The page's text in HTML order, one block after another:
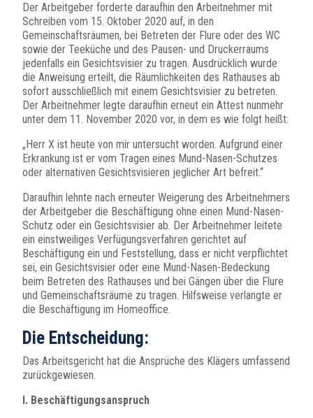
Der Arbeitgeber forderte daraufhin den Arbeitnehmer mit
Schreiben vom 15. Oktober 2020 auf, in den
Gemeinschaftsräumen, bei Betreten der Flure oder des WC
sowie der Teeküche und des Pausen- und Druckerraums
jedenfalls ein Gesichtsvisier zu tragen. Ausdrücklich wurde
die Anweisung erteilt, die Räumlichkeiten des Rathauses ab
sofort ausschließlich mit einem Gesichtsvisier zu betreten.
Der Arbeitnehmer legte daraufhin erneut ein Attest nunmehr
unter dem 11. November 2020 vor, in dem es wie folgt heißt:
„Herr X ist heute von mir untersucht worden. Aufgrund einer
Erkrankung ist er vom Tragen eines Mund-Nasen-Schutzes
oder alternativen Gesichtsvisieren jeglicher Art befreit.“
Daraufhin lehnte nach erneuter Weigerung des Arbeitnehmers
der Arbeitgeber die Beschäftigung ohne einen Mund-Nasen-
Schutz oder ein Gesichtsvisier ab. Der Arbeitnehmer leitete
ein einstweiliges Verfügungsverfahren gerichtet auf
Beschäftigung ein und Feststellung, dass er nicht verpflichtet
sei, ein Gesichtsvisier oder eine Mund-Nasen-Bedeckung
beim Betreten des Rathauses und bei Gängen über die Flure
und Gemeinschaftsräume zu tragen. Hilfsweise verlangte er
die Beschäftigung im Homeoffice.
Die Entscheidung:
Das Arbeitsgericht hat die Ansprüche des Klägers umfassend
zurückgewiesen.
I. Beschäftigungsanspruch